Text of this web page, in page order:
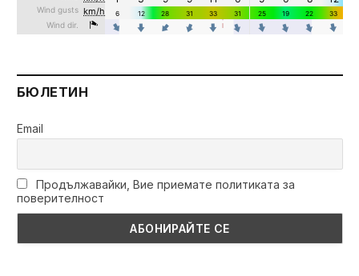
БЮЛЕТИН
Email
Продължавайки, Вие приемате политиката за
поверителност